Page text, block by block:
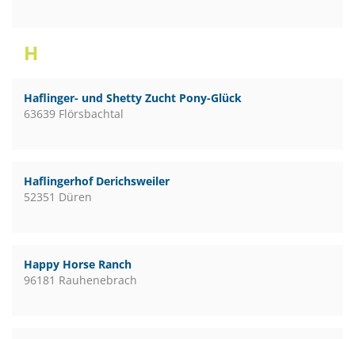
H
Haflinger- und Shetty Zucht Pony-Glück
63639 Flörsbachtal
Haflingerhof Derichsweiler
52351 Düren
Happy Horse Ranch
96181 Rauhenebrach